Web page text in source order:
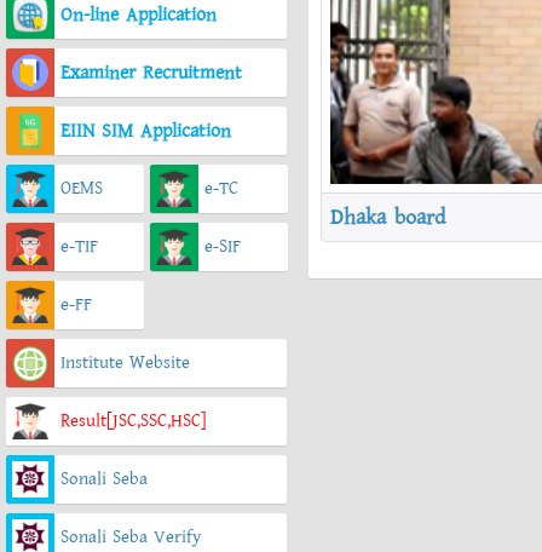
On-line Application
Examiner Recruitment
EIIN SIM Application
OEMS e-TC
e-TIF e-SIF
e-FF
Institute Website
Result[JSC,SSC,HSC]
Sonali Seba
Sonali Seba Verify
Dhaka board